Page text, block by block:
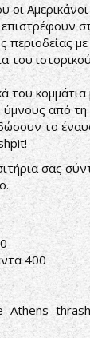
οι
περιοδείας
του
του κομμάτια
από τη
το
σας
400
Athens thrash